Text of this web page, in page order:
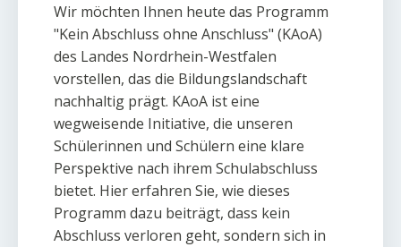
Wir möchten Ihnen heute das Programm
"Kein Abschluss ohne Anschluss" (KAoA)
des Landes Nordrhein-Westfalen
vorstellen, das die Bildungslandschaft
nachhaltig prägt. KAoA ist eine
wegweisende Initiative, die unseren
Schülerinnen und Schülern eine klare
Perspektive nach ihrem Schulabschluss
bietet. Hier erfahren Sie, wie dieses
Programm dazu beiträgt, dass kein
Abschluss verloren geht, sondern sich in